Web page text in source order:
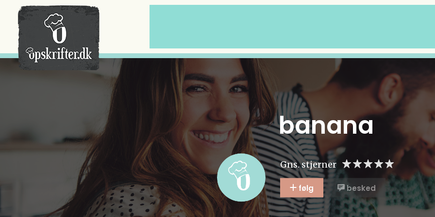
Der er ingen varer i din kurv.
banana
Gns. stjerner
følg besked